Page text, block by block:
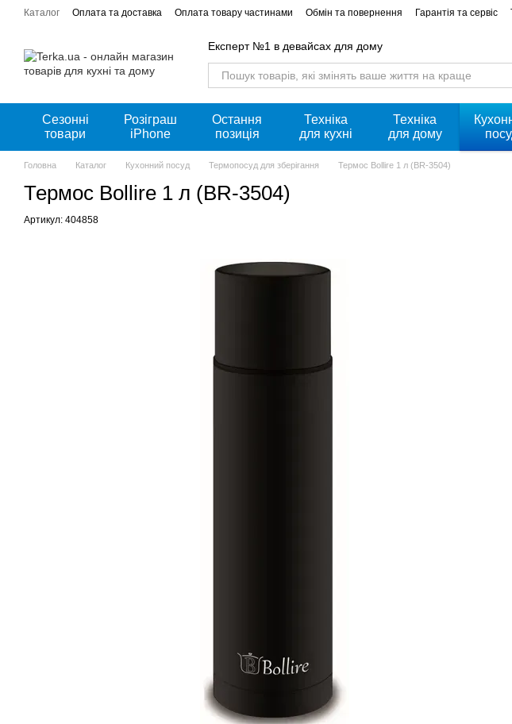
Перейти к основному контенту
Каталог Оплата та доставка Оплата товару частинами Обмін та повернення Гарантія та сервіс
Експерт №1 в девайсах для дому
Сезонні
товари
Розіграш
iPhone
Остання
позиція
Техніка
для кухні
Техніка
для дому
Головна Каталог Кухонний посуд Термопосуд для зберігання Термос Bollire 1 л (BR-3504)
Термос Bollire 1 л (BR-3504)
Артикул: 404858